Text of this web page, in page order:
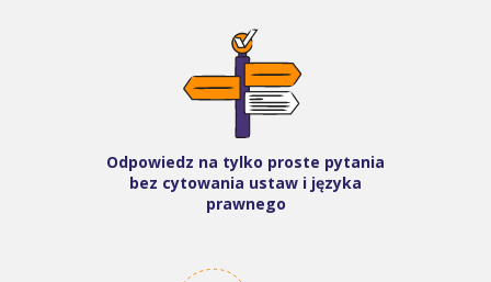
Odpowiedz na tylko proste pytania
bez cytowania ustaw i języka
prawnego